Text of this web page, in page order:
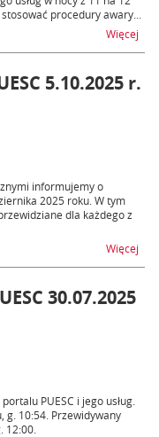
procedury awary...
Więcej
5.10.2025 r.
informujemy o
2025 roku. W tym
dla każdego z
Więcej
30.07.2025
PUESC i jego usług.
g. 10:54. Przewidywany
12:00.